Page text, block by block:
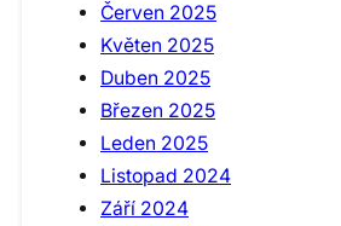
Červen 2025
Květen 2025
Duben 2025
Březen 2025
Leden 2025
Listopad 2024
Září 2024